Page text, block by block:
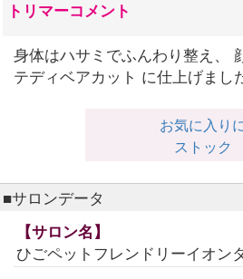
トリマーコメント
身体はハサミでふんわり整え、
テディベアカット に仕上げまし
お気に入り
ストック
■サロンデータ
【サロン名】
ひごペットフレンドリーイオン